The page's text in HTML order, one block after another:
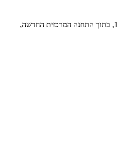
: רחוב לוינסקי 108, בתוך התחנה המרכזית החדשה,